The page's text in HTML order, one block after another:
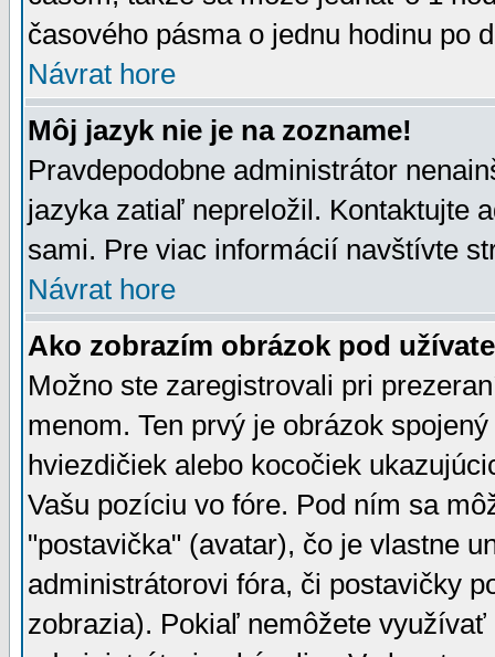
časového pásma o jednu hodinu po
Návrat hore
Môj jazyk nie je na zozname!
Pravdepodobne administrátor
jazyka zatiaľ nepreložil. Kontaktujte
sami. Pre viac informácií navštívte
Návrat hore
Ako zobrazím obrázok pod
Možno ste zaregistrovali pri
menom. Ten prvý je obrázok
hviezdičiek alebo kocočiek
Vašu pozíciu vo fóre. Pod ním sa
"postavička" (avatar), čo je vlastne
administrátorovi fóra, či postavičky
zobrazia). Pokiaľ nemôžete